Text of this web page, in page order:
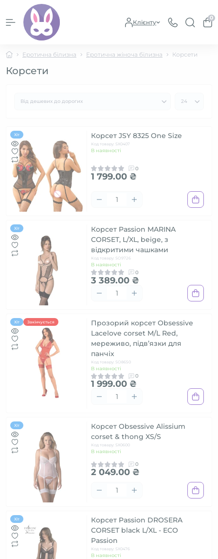
Клієнту
0
Еротична білизна Еротична жіноча білизна Корсети
Корсети
Хіт Корсет JSY 8325 One Size
Код товару: SX0407
В наявності
0
1 799.00 ₴
Хіт
Корсет Passion MARINA
CORSET, L/XL, beige, з
відкритими чашками
Код товару: SO9726
В наявності
0
3 389.00 ₴
Хіт Закінчується
Прозорий корсет Obsessive
Lacelove corset M/L Red,
мереживо, підв’язки для
панчіх
Код товару: SO8650
В наявності
0
1 999.00 ₴
Хіт
Корсет Obsessive Alissium
corset & thong XS/S
Код товару: SX0600
В наявності
0
2 049.00 ₴
Хіт
Корсет Passion DROSERA
CORSET black L/XL - ECO
Passion
Код товару: SX0476
В наявності